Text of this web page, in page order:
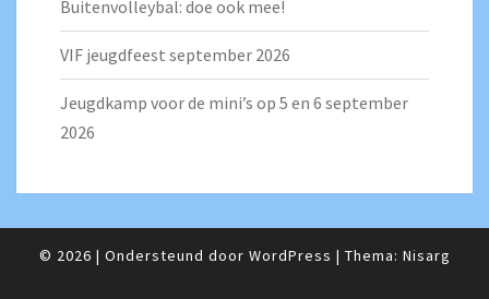
Buitenvolleybal: doe ook mee!
VIF jeugdfeest september 2026
Jeugdkamp voor de mini’s op 5 en 6 september
2026
© 2026 | Ondersteund door WordPress | Thema: Nisarg